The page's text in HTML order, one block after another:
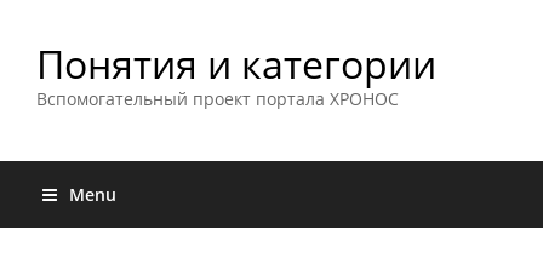
Понятия и категории
Вспомогательный проект портала ХРОНОС
Menu